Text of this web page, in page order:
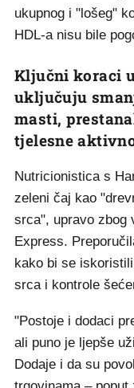
ukupnog i "lošeg"
HDL-a nisu bile
Ključni koraci
uključuju
masti,
tjelesne
Nutricionistica s
zeleni čaj kao
srca", upravo zbog
Express.
kako bi se
srca i kontrole
"Postoje i dodaci
ali puno je ljepše
Dodaje i da su